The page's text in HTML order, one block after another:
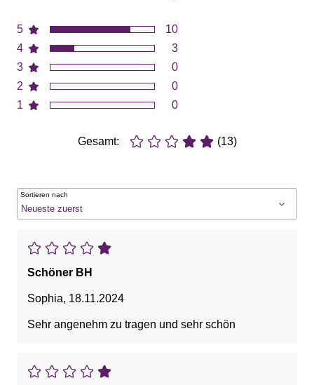
5
4
3
2
1
10
3
0
0
0
Gesamt: (13)
Sortieren nach
Schöner BH
Sophia, 18.11.2024
Sehr angenehm zu tragen und sehr schön